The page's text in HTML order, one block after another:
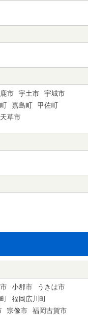
市 宇土市
宇城市
嘉島町
甲佐町
天草市
小郡市
うきは市
福岡広川町
宗像市
福岡古賀市